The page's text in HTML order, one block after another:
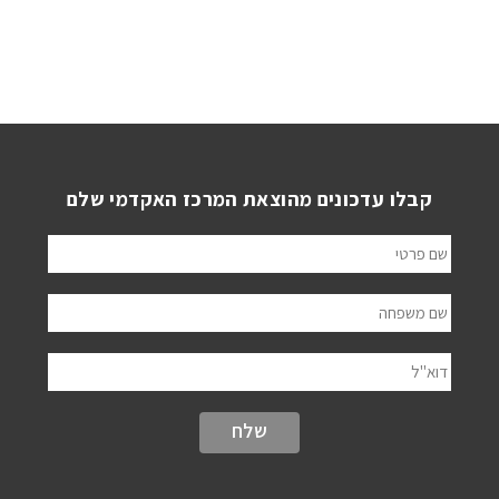
קבלו עדכונים מהוצאת המרכז האקדמי שלם
שם פרטי
שם משפחה
דוא"ל